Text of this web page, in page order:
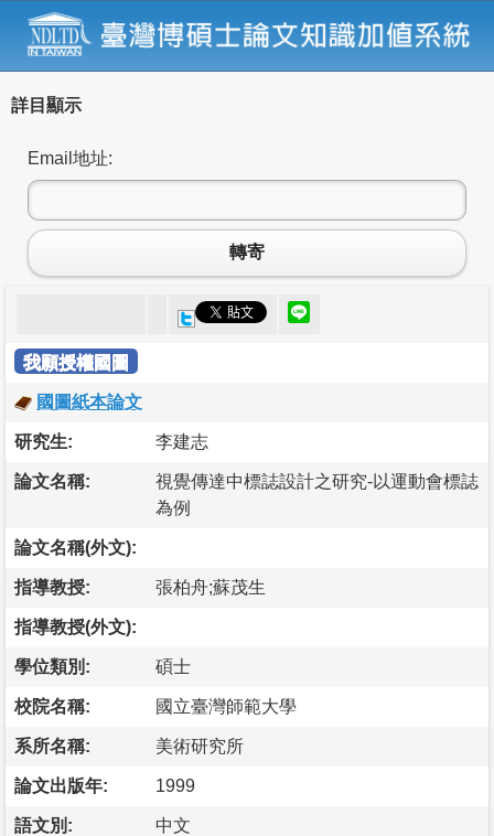
詳目顯示
Email地址:
轉寄
我願授權國圖
國圖紙本論文
研究生: 李建志
論文名稱:
視覺傳達中標誌設計之研究-以運動會標誌
為例
論文名稱(外文):
指導教授: 張柏舟;蘇茂生
指導教授(外文):
學位類別: 碩士
校院名稱: 國立臺灣師範大學
系所名稱: 美術研究所
論文出版年: 1999
語文別: 中文